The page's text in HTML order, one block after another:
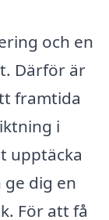
och en
Därför är
framtida
i
upptäcka
dig en
För att få